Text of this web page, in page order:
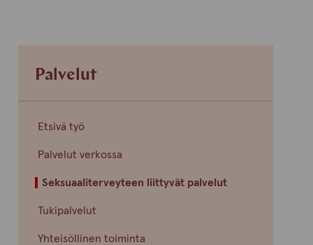
Palvelut
Etsivä työ
Palvelut verkossa
Seksuaaliterveyteen liittyvät palvelut
Tukipalvelut
Yhteisöllinen toiminta